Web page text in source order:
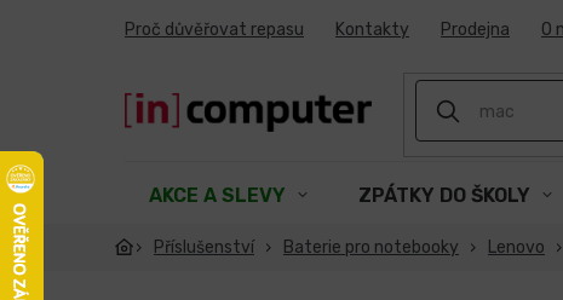
Proč důvěřovat repasu Kontakty Prodejna O
AKCE A SLEVY ZPÁTKY DO ŠKOLY
Příslušenství Baterie pro notebooky Lenovo